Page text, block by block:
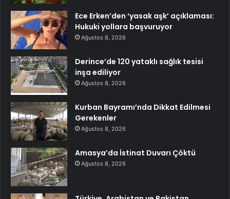
Ece Erken’den ‘yasak aşk’ açıklaması:
Hukuki yollara başvuruyor
Ağustos 8, 2026
Derince’de 120 yataklı sağlık tesisi
inşa ediliyor
Ağustos 8, 2026
Kurban Bayramı’nda Dikkat Edilmesi
Gerekenler
Ağustos 8, 2026
Amasya’da İstinat Duvarı Çöktü
Ağustos 8, 2026